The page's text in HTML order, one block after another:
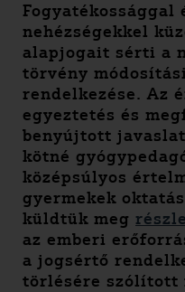
Fogyatékossággal
nehézségekkel
alapjogait sérti a
törvény
rendelkezése. Az
egyeztetés és
benyújtott
kötné
középsúlyos
gyermekek
küldtük meg
az emberi
a jogsértő
törlésére szólított